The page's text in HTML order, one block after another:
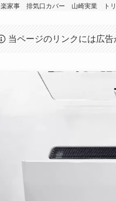
楽家事 排気口カバー 山崎実業 ト
当ページのリンクには広告